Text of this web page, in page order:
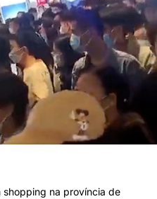
shopping na província de